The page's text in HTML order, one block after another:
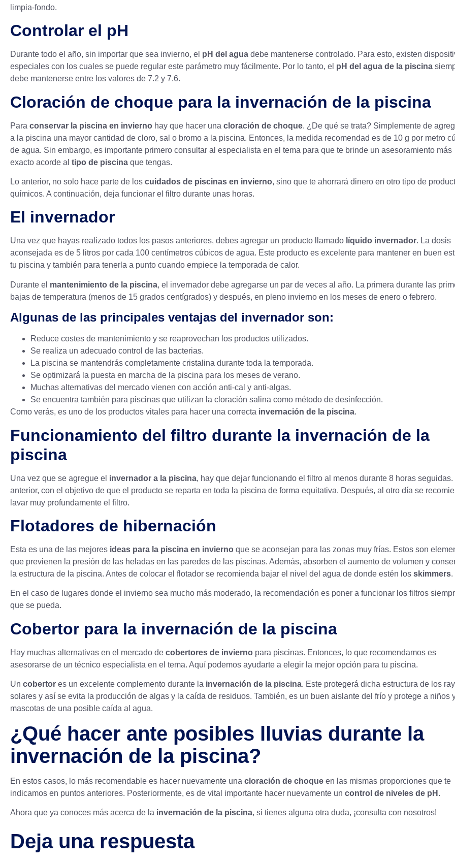
limpia-fondo.
Controlar el pH
Durante todo el año, sin importar que sea invierno, el pH del agua debe mantenerse controlado. Para esto, existen
especiales con los cuales se puede regular este parámetro muy fácilmente. Por lo tanto, el pH del agua de la piscina
debe mantenerse entre los valores de 7.2 y 7.6.
Cloración de choque para la invernación de la piscina
Para conservar la piscina en invierno hay que hacer una cloración de choque. ¿De qué se trata? Simplemente de
a la piscina una mayor cantidad de cloro, sal o bromo a la piscina. Entonces, la medida recomendad es de 10 g por metro
de agua. Sin embargo, es importante primero consultar al especialista en el tema para que te brinde un asesoramiento más
exacto acorde al tipo de piscina que tengas.
Lo anterior, no solo hace parte de los cuidados de piscinas en invierno, sino que te ahorrará dinero en otro tipo de
químicos. A continuación, deja funcionar el filtro durante unas horas.
El invernador
Una vez que hayas realizado todos los pasos anteriores, debes agregar un producto llamado líquido invernador. La dosis
aconsejada es de 5 litros por cada 100 centímetros cúbicos de agua. Este producto es excelente para mantener en buen
tu piscina y también para tenerla a punto cuando empiece la temporada de calor.
Durante el mantenimiento de la piscina, el invernador debe agregarse un par de veces al año. La primera durante las
bajas de temperatura (menos de 15 grados centígrados) y después, en pleno invierno en los meses de enero o febrero.
Algunas de las principales ventajas del invernador son:
Reduce costes de mantenimiento y se reaprovechan los productos utilizados.
Se realiza un adecuado control de las bacterias.
La piscina se mantendrás completamente cristalina durante toda la temporada.
Se optimizará la puesta en marcha de la piscina para los meses de verano.
Muchas alternativas del mercado vienen con acción anti-cal y anti-algas.
Se encuentra también para piscinas que utilizan la cloración salina como método de desinfección.
Como verás, es uno de los productos vitales para hacer una correcta invernación de la piscina.
Funcionamiento del filtro durante la invernación de la
piscina
Una vez que se agregue el invernador a la piscina, hay que dejar funcionando el filtro al menos durante 8 horas seguidas.
anterior, con el objetivo de que el producto se reparta en toda la piscina de forma equitativa. Después, al otro día se
lavar muy profundamente el filtro.
Flotadores de hibernación
Esta es una de las mejores ideas para la piscina en invierno que se aconsejan para las zonas muy frías. Estos son
que previenen la presión de las heladas en las paredes de las piscinas. Además, absorben el aumento de volumen y
la estructura de la piscina. Antes de colocar el flotador se recomienda bajar el nivel del agua de donde estén los skimmers.
En el caso de lugares donde el invierno sea mucho más moderado, la recomendación es poner a funcionar los filtros
que se pueda.
Cobertor para la invernación de la piscina
Hay muchas alternativas en el mercado de cobertores de invierno para piscinas. Entonces, lo que recomendamos es
asesorarse de un técnico especialista en el tema. Aquí podemos ayudarte a elegir la mejor opción para tu piscina.
Un cobertor es un excelente complemento durante la invernación de la piscina. Este protegerá dicha estructura de los
solares y así se evita la producción de algas y la caída de residuos. También, es un buen aislante del frío y protege a niños
mascotas de una posible caída al agua.
¿Qué hacer ante posibles lluvias durante la
invernación de la piscina?
En estos casos, lo más recomendable es hacer nuevamente una cloración de choque en las mismas proporciones que te
indicamos en puntos anteriores. Posteriormente, es de vital importante hacer nuevamente un control de niveles de pH .
Ahora que ya conoces más acerca de la invernación de la piscina, si tienes alguna otra duda, ¡consulta con nosotros!
Deja una respuesta